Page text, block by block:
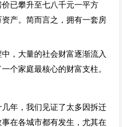
已攀升至七八千元一平方
产。简而言之，拥有一套房
，大量的社会财富逐渐流入
个家庭最核心的财富支柱。
年，我们见证了太多因拆迁
在各城市都有发生，尤其在